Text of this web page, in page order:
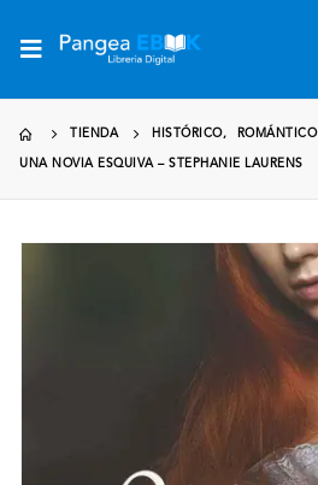
TIENDA HISTÓRICO, ROMÁNTICO
UNA NOVIA ESQUIVA – STEPHANIE LAURENS